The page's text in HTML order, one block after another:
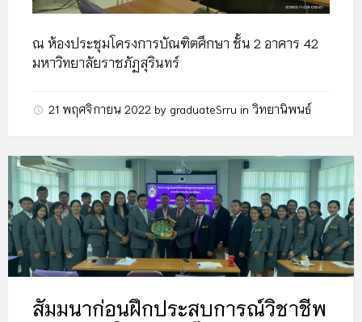
ณ ห้องประชุมโครงการบัณฑิตศึกษา ชั้น 2 อาคาร 42
มหาวิทยาลัยราชภัฏสุรินทร์
21 พฤศจิกายน 2022 by graduateSrru in วิทยานิพนธ์
สัมมนาก่อนฝึกประสบการณ์วิชาชีพ